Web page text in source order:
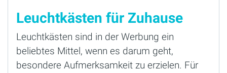
Leuchtkästen für Zuhause
Leuchtkästen sind in der Werbung ein
beliebtes Mittel, wenn es darum geht,
besondere Aufmerksamkeit zu erzielen. Für